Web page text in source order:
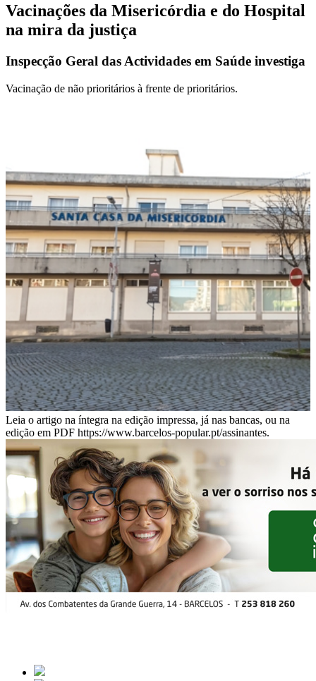
Vacinações da Misericórdia e do Hospital
na mira da justiça
Inspecção Geral das Actividades em Saúde investiga
Vacinação de não prioritários à frente de prioritários.
Leia o artigo na íntegra na edição impressa, já nas bancas, ou na
edição em PDF https://www.barcelos-popular.pt/assinantes.